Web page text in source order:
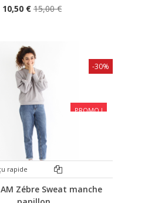
10,50 € 15,00 €
PROMO !
rapide
Zébre Sweat manche
-30%